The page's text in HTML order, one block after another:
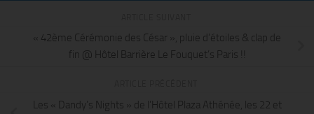
« 42ème Cérémonie des César », pluie d’étoiles & clap de
fin @ Hôtel Barrière Le Fouquet’s Paris !!
Les « Dandy’s Nights » de l’Hôtel Plaza Athénée, les 22 et